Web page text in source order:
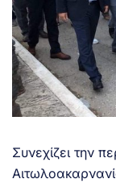
Συνεχίζει την